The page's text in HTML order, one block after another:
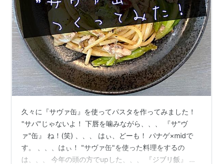
久々に『サヴァ缶』を使ってパスタを作ってみました！
"サバ"じゃないよ！ 下唇を噛みながら、、、 『サ"ヴ
ァ"缶』 ね！(笑) 、、、 はぃ、どーも！ パナゲ×midで
す。 、、、はぃ！ "サヴァ缶"を使った料理をするの
は、、、 今年の頭の方でupした、、、 『ジブリ飯』 以